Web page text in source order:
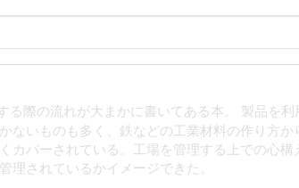
る際の流れが大まかに書いてある本。 製品を利
ないものも多く、鉄などの工業材料の作り方か
カバーされている。工場を管理する上での心構
理されているかイメージできた。